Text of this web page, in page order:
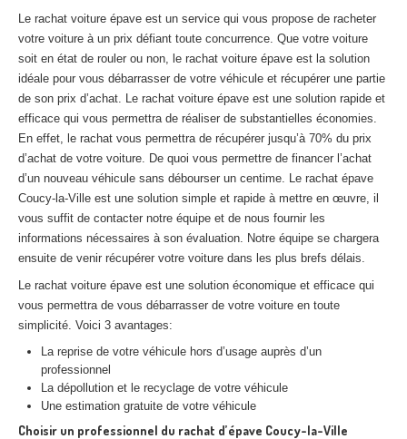
Centreagréé VHU 78 : casse auto avec destruction
Centre agréé VHU 91 : casse auto avec destruction
Centreagréé VHU 92 : casse auto avec destruction
Centreagréé VHU 93 : casse auto avec destruction
Centreagréé VHU 94 : casse auto avec destruction
Centre agréé VHU 95 : casse auto avec destruction
DOCUMENTSÀ JOINDRE
CONTACT
01 83 64 20 40
Le rachat voiture épave est un service qui vous propose de racheter
votre voiture à un prix défiant toute concurrence. Que votre voiture
soit en état de rouler ou non, le rachat voiture épave est la solution
idéale pour vous débarrasser de votre véhicule et récupérer une partie
de son prix d’achat. Le rachat voiture épave est une solution rapide et
efficace qui vous permettra de réaliser de substantielles économies.
En effet, le rachat vous permettra de récupérer jusqu’à 70% du prix
d’achat de votre voiture. De quoi vous permettre de financer l’achat
d’un nouveau véhicule sans débourser un centime. Le rachat épave
Coucy-la-Ville est une solution simple et rapide à mettre en œuvre, il
vous suffit de contacter notre équipe et de nous fournir les
informations nécessaires à son évaluation. Notre équipe se chargera
ensuite de venir récupérer votre voiture dans les plus brefs délais.
Le rachat voiture épave est une solution économique et efficace qui
vous permettra de vous débarrasser de votre voiture en toute
simplicité. Voici 3 avantages:
La reprise de votre véhicule hors d’usage auprès d’un
professionnel
La dépollution et le recyclage de votre véhicule
Une estimation gratuite de votre véhicule
Choisir un professionnel du rachat d’épave Coucy-la-Ville